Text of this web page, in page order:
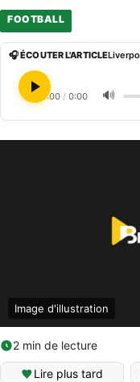
FOOTBALL
🎧 ÉCOUTER L'ARTICLE
0:00 / 0:00 🔊
Image d'illustration
2 min de lecture
Lire plus tard